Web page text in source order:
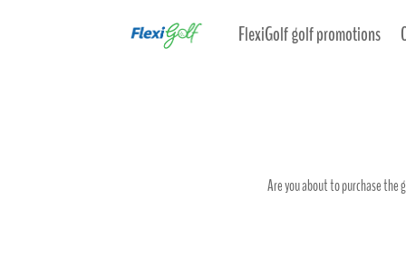
FlexiGolf golf promotions
Are you about to purchase the